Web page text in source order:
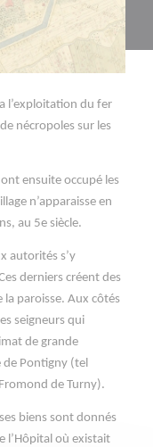
l’exploitation du fer
nécropoles sur les
ensuite occupé les
n’apparaisse en
au 5e siècle.
autorités s’y
derniers créent des
paroisse. Aux côtés
seigneurs qui
de grande
de Pontigny (tel
de Turny).
biens sont donnés
l’Hôpital où existait